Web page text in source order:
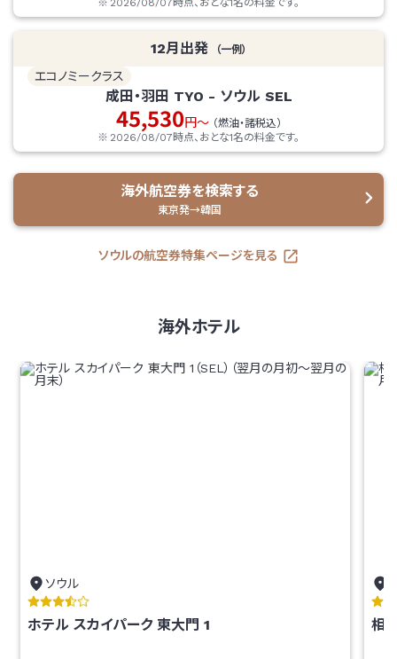
2026/08/07時点、おとな1名の料金です。
成田・羽田 TYO - ソウル SEL
エコノミークラス
45,530円～ （燃油・諸税込）
12月出発 （一例）
2026/08/07時点、おとな1名の料金です。
海外航空券を検索する
東京発→韓国
ソウルの航空券特集ページを見る
海外ホテル
ホテル スカイパーク 東大門 1
ソウル
相